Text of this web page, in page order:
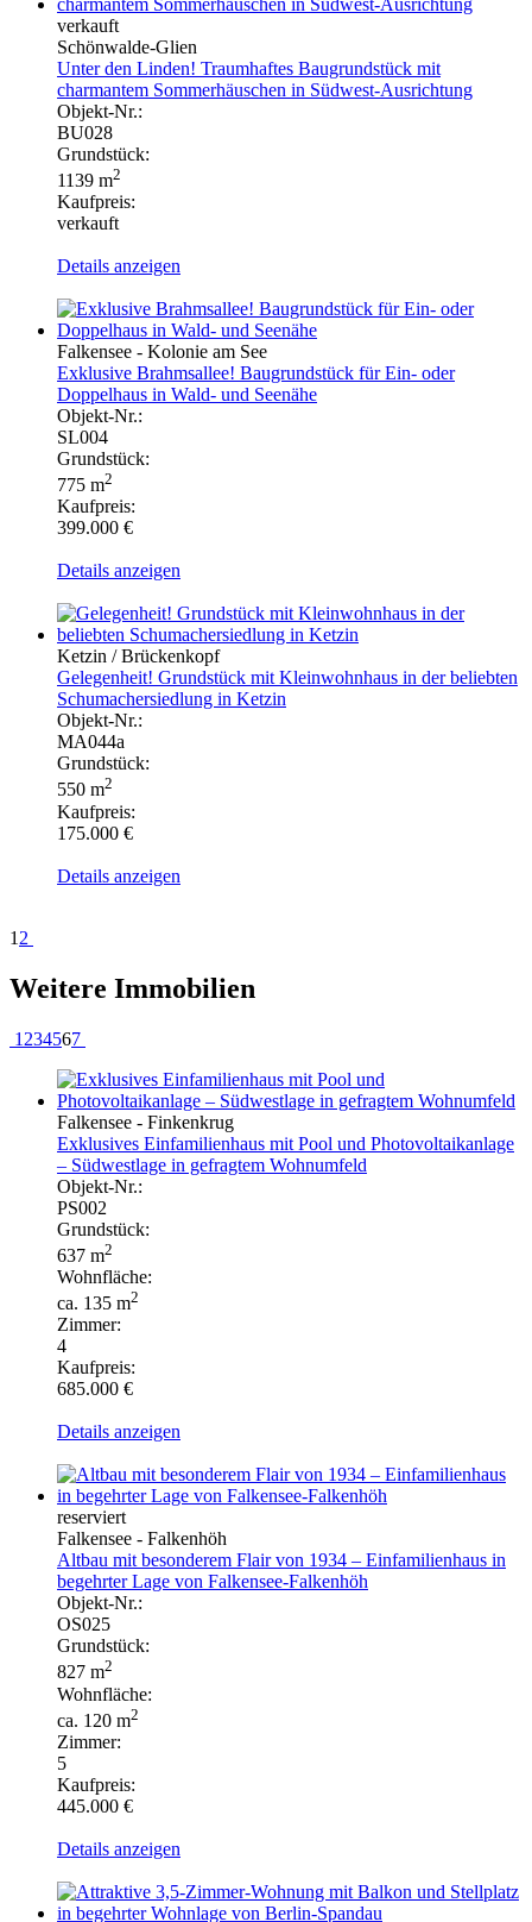
verkauft
Schönwalde-Glien
Unter den Linden! Traumhaftes Baugrundstück mit
charmantem Sommerhäuschen in Südwest-Ausrichtung
Objekt-Nr.:
BU028
Grundstück:
1139 m2
Kaufpreis:
verkauft
Details anzeigen
Falkensee - Kolonie am See
Exklusive Brahmsallee! Baugrundstück für Ein- oder
Doppelhaus in Wald- und Seenähe
Objekt-Nr.:
SL004
Grundstück:
775 m2
Kaufpreis:
399.000 €
Details anzeigen
Ketzin / Brückenkopf
Gelegenheit! Grundstück mit Kleinwohnhaus in der beliebten
Schumachersiedlung in Ketzin
Objekt-Nr.:
MA044a
Grundstück:
550 m2
Kaufpreis:
175.000 €
Details anzeigen
1 2
Weitere Immobilien
1 234567
Falkensee - Finkenkrug
Exklusives Einfamilienhaus mit Pool und Photovoltaikanlage
– Südwestlage in gefragtem Wohnumfeld
Objekt-Nr.:
PS002
Grundstück:
637 m2
Wohnfläche:
ca. 135 m2
Zimmer:
4
Kaufpreis:
685.000 €
Details anzeigen
reserviert
Falkensee - Falkenhöh
Altbau mit besonderem Flair von 1934 – Einfamilienhaus in
begehrter Lage von Falkensee-Falkenhöh
Objekt-Nr.:
OS025
Grundstück:
827 m2
Wohnfläche:
ca. 120 m2
Zimmer:
5
Kaufpreis:
445.000 €
Details anzeigen